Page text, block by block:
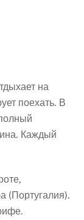
на
поехать. В
Каждый
(Португалия).